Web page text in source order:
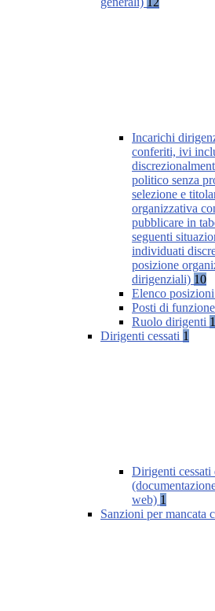
Incarichi
conferiti, ivi
politico senza
selezione e
organizzativa
pubblicare in
seguenti
individuati
posizione
dirigenziali) 10
Elenco
Posti di
Ruolo dirigenti 1
Dirigenti cessati 1
Dirigenti
web) 1
Sanzioni per mancata